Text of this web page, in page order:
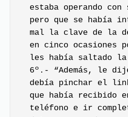
estaba operando con
pero que se había
mal la clave de la
en cinco ocasiones
les había saltado la
6º.- “Además, le
debía pinchar el
que había recibido
teléfono e ir